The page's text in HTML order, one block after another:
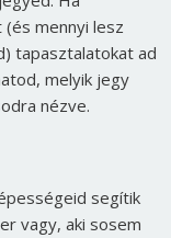
mennyi lesz
tapasztalatokat ad
melyik jegy
nézve.
segítik
vagy, aki sosem